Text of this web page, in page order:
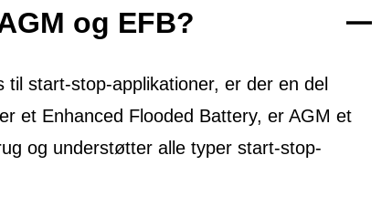
og EFB?
til start-stop-applikationer, er der en del
et Enhanced Flooded Battery, er AGM et
og understøtter alle typer start-stop-